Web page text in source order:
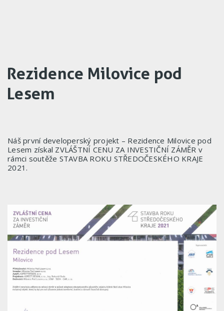
Rezidence Milovice pod
Lesem
Náš první developerský projekt – Rezidence Milovice pod
Lesem získal ZVLÁŠTNÍ CENU ZA INVESTIČNÍ ZÁMĚR v
rámci soutěže STAVBA ROKU STŘEDOČESKÉHO KRAJE
2021.